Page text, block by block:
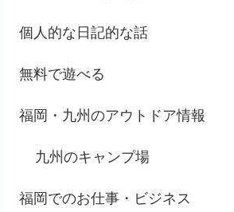
個人的な日記的な話
無料で遊べる
福岡・九州のアウトドア情報
九州のキャンプ場
福岡でのお仕事・ビジネス